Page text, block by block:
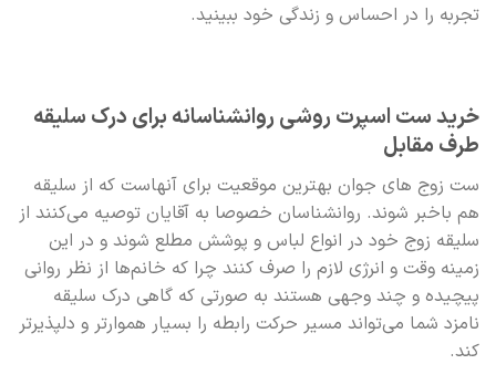
تجربه را در احساس و زندگی خود ببینید.
خرید ست اسپرت روشی روانشناسانه برای درک سلیقه
طرف مقابل
ست زوج های جوان بهترین موقعیت برای آنهاست که از سلیقه
هم باخبر شوند. روانشناسان خصوصا به آقایان توصیه می‌کنند از
سلیقه زوج خود در انواع لباس و پوشش مطلع شوند و در این
زمینه وقت و انرژی لازم را صرف کنند چرا که خانم‌ها از نظر روانی
پیچیده و چند وجهی هستند به صورتی که گاهی درک سلیقه
نامزد شما می‌تواند مسیر حرکت رابطه را بسیار هموارتر و دلپذیرتر
کند.